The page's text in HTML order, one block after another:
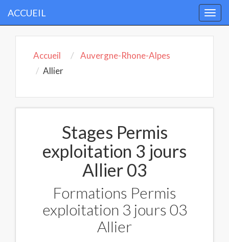
ACCUEIL
Accueil
Auvergne-Rhone-Alpes
Allier
Stages Permis
exploitation 3 jours
Allier 03
Formations Permis
exploitation 3 jours 03
Allier